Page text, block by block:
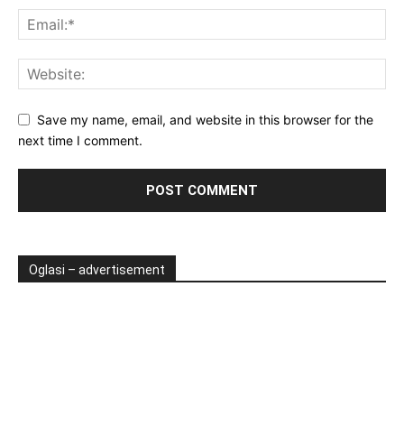
Save my name, email, and website in this browser for the
next time I comment.
Oglasi – advertisement